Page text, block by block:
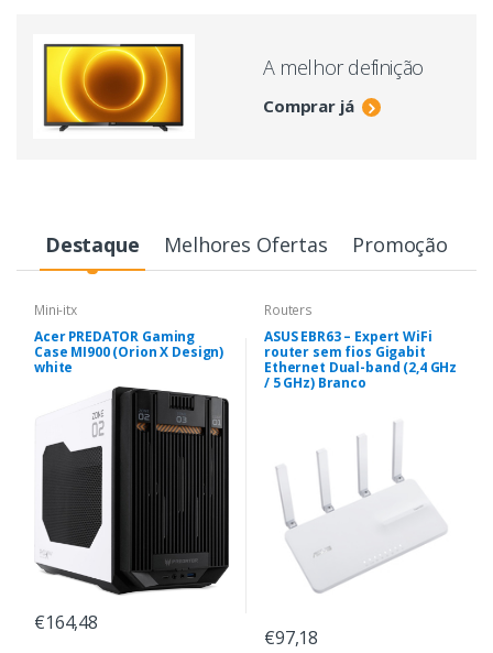
A melhor definição
Comprar já
Destaque Melhores Ofertas Promoção
Mini-itx
Acer PREDATOR Gaming
Case MI900 (Orion X Design)
white
€164,48
Routers
ASUS EBR63 – Expert WiFi
router sem fios Gigabit
Ethernet Dual-band (2,4 GHz
/ 5 GHz) Branco
€97,18